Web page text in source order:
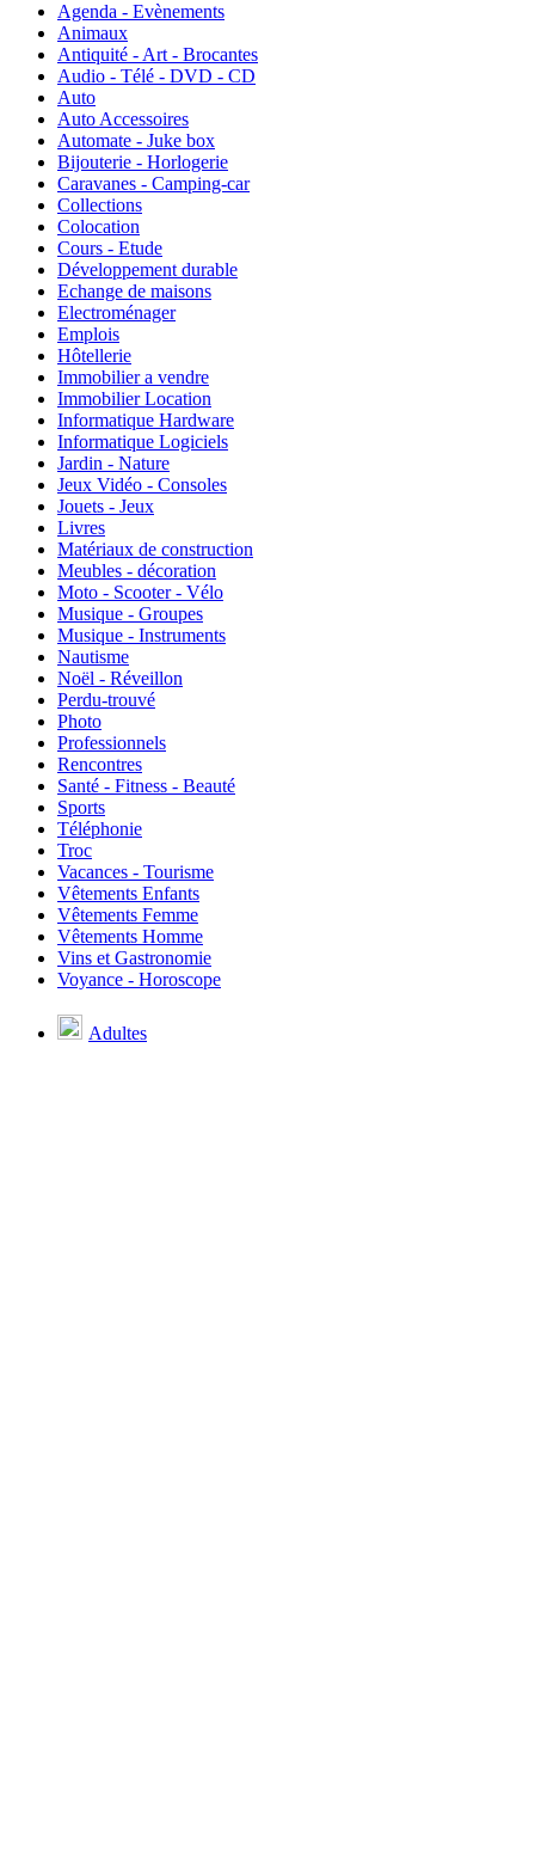
Agenda - Evènements
Animaux
Antiquité - Art - Brocantes
Audio - Télé - DVD - CD
Auto
Auto Accessoires
Automate - Juke box
Bijouterie - Horlogerie
Caravanes - Camping-car
Collections
Colocation
Cours - Etude
Développement durable
Echange de maisons
Electroménager
Emplois
Hôtellerie
Immobilier a vendre
Immobilier Location
Informatique Hardware
Informatique Logiciels
Jardin - Nature
Jeux Vidéo - Consoles
Jouets - Jeux
Livres
Matériaux de construction
Meubles - décoration
Moto - Scooter - Vélo
Musique - Groupes
Musique - Instruments
Nautisme
Noël - Réveillon
Perdu-trouvé
Photo
Professionnels
Rencontres
Santé - Fitness - Beauté
Sports
Téléphonie
Troc
Vacances - Tourisme
Vêtements Enfants
Vêtements Femme
Vêtements Homme
Vins et Gastronomie
Voyance - Horoscope
Adultes